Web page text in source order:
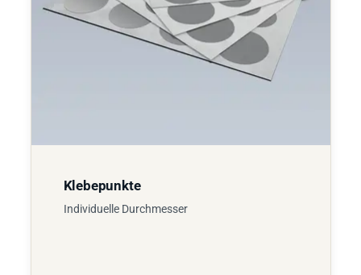
Klebepunkte
Individuelle Durchmesser